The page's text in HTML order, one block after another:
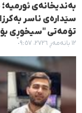
بەندیخانەی
سێدارەی ناسر
تۆمەتی "سیخوڕی بۆ
١٢ بانەمەڕ ٢٧٢٦، ٠٩:٥٧